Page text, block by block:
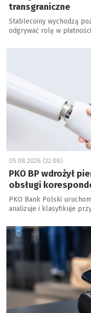
transgraniczne
Stablecoiny wychodzą
odgrywać rolę w
a
05.08.2026 (22:08)
PKO BP wdrożył
obsługi
PKO Bank Polski
analizuje i klasyfikuje
a